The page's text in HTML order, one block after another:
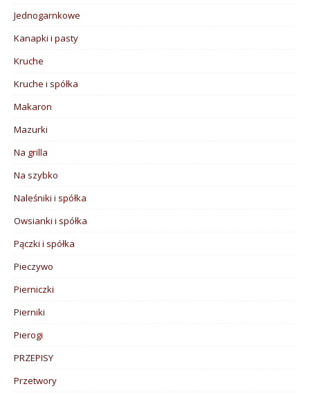
Jednogarnkowe
Kanapki i pasty
Kruche
Kruche i spółka
Makaron
Mazurki
Na grilla
Na szybko
Naleśniki i spółka
Owsianki i spółka
Pączki i spółka
Pieczywo
Pierniczki
Pierniki
Pierogi
PRZEPISY
Przetwory